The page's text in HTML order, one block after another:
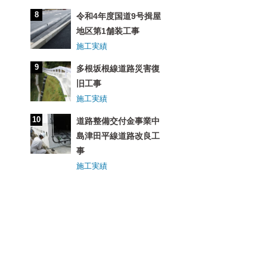
令和4年度国道9号揖屋
地区第1舗装工事
施工実績
多根坂根線道路災害復
旧工事
施工実績
道路整備交付金事業中
島津田平線道路改良工
事
施工実績